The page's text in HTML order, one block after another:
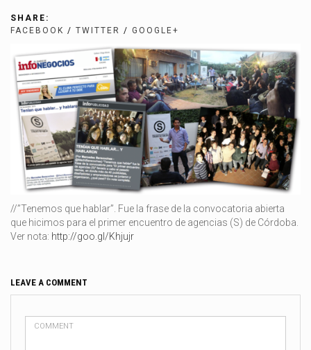
SHARE:
FACEBOOK / TWITTER / GOOGLE+
//”Tenemos que hablar”. Fue la frase de la convocatoria abierta
que hicimos para el primer encuentro de agencias (S) de Córdoba.
Ver nota: http://goo.gl/Khjujr
LEAVE A COMMENT